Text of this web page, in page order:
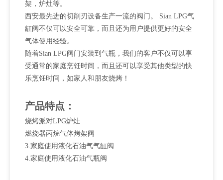
架，炉灶等。
西安最先进的切削刃设备生产一流的阀门。 Sian LPG气
缸阀不仅可以安全可靠，而且还为用户提供更好的安全
气体使用经验。
随着Sian LPG阀门安装到气瓶，我们的客户不仅可以享
受通常的家庭烹饪时间，而且还可以享受其他类型的快
乐烹饪时间，如家人和朋友烧烤！
产品特点：
烧烤派对LPG炉灶
燃烧器丙烷气体烤架阀
3.家庭使用液化石油气气缸阀
4.家庭使用液化石油气瓶阀